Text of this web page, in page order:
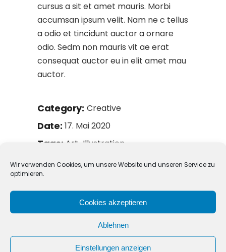
Wir verwenden Cookies, um unsere Website und unseren Service zu
optimieren.
Cookies akzeptieren
Ablehnen
Einstellungen anzeigen
cursus a sit et amet mauris. Morbi
accumsan ipsum velit. Nam ne c tellus
a odio et tincidunt auctor a ornare
odio. Sedm non mauris vit ae erat
consequat auctor eu in elit amet mau
auctor.
Category: Creative
Date: 17. Mai 2020
Tags: Art Illustration
Share: